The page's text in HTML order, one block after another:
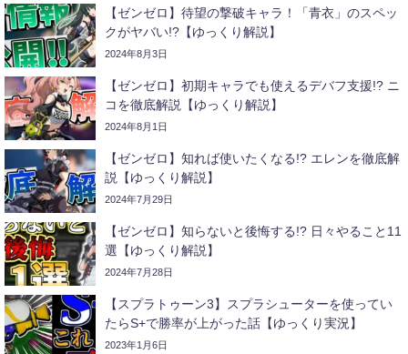
【ゼンゼロ】待望の撃破キャラ！「青衣」のスペッ
クがヤバい!?【ゆっくり解説】
2024年8月3日
【ゼンゼロ】初期キャラでも使えるデバフ支援!? ニ
コを徹底解説【ゆっくり解説】
2024年8月1日
【ゼンゼロ】知れば使いたくなる!? エレンを徹底解
説【ゆっくり解説】
2024年7月29日
【ゼンゼロ】知らないと後悔する!? 日々やること11
選【ゆっくり解説】
2024年7月28日
【スプラトゥーン3】スプラシューターを使ってい
たらS+で勝率が上がった話【ゆっくり実況】
2023年1月6日